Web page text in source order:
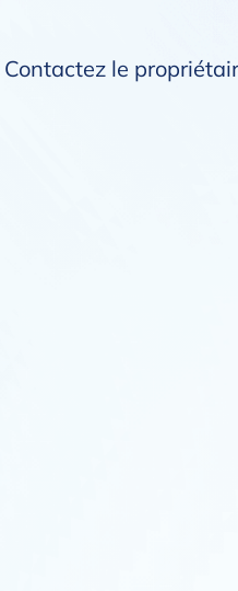
Contactez le